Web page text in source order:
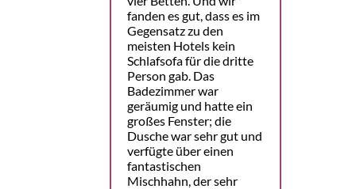
fanden es gut, dass es im
Gegensatz zu den
meisten Hotels kein
Schlafsofa für die dritte
Person gab. Das
Badezimmer war
geräumig und hatte ein
großes Fenster; die
Dusche war sehr gut und
verfügte über einen
fantastischen
Mischhahn, der sehr